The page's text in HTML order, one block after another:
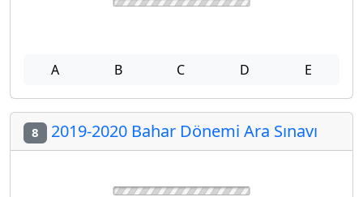
A B C D E
8 2019-2020 Bahar Dönemi Ara Sınavı